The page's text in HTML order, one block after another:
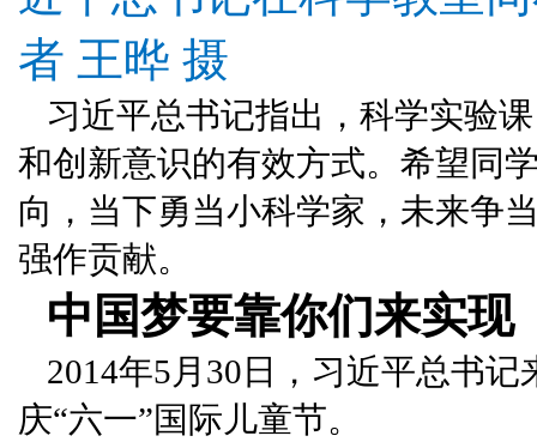
者 王晔 摄
习近平总书记指出，科学实验
和创新意识的有效方式。希望同
向，当下勇当小科学家，未来争
强作贡献。
中国梦要靠你们来实现
2014年5月30日，习近平总书
庆“六一”国际儿童节。